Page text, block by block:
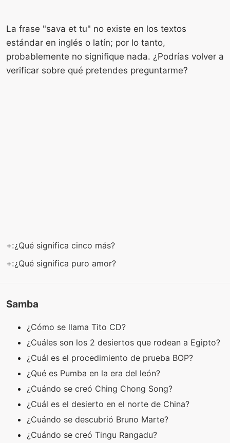
La frase "sava et tu" no existe en los textos
estándar en inglés o latín; por lo tanto,
probablemente no signifique nada. ¿Podrías volver a
verificar sobre qué pretendes preguntarme?
+:¿Qué significa cinco más?
+:¿Qué significa puro amor?
Samba
¿Cómo se llama Tito CD?
¿Cuáles son los 2 desiertos que rodean a Egipto?
¿Cuál es el procedimiento de prueba BOP?
¿Qué es Pumba en la era del león?
¿Cuándo se creó Ching Chong Song?
¿Cuál es el desierto en el norte de China?
¿Cuándo se descubrió Bruno Marte?
¿Cuándo se creó Tingu Rangadu?